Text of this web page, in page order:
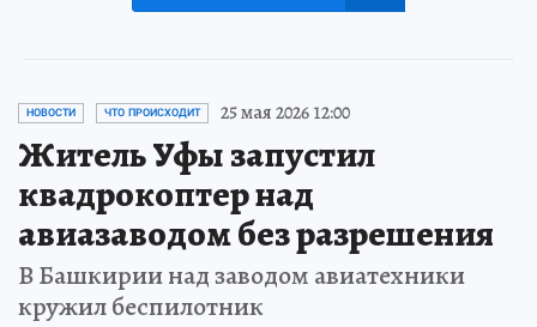
НОВОСТИ ЧТО ПРОИСХОДИТ 25 мая 2026 12:00
Житель Уфы запустил
квадрокоптер над
авиазаводом без разрешения
В Башкирии над заводом авиатехники
кружил беспилотник